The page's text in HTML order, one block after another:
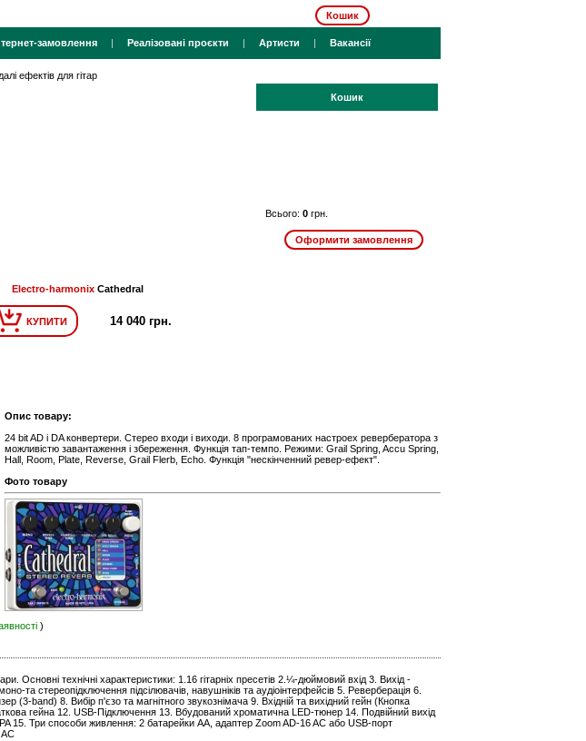
Кошик
замовлення | Реалізовані проєкти | Артисти | Вакансії
ефектів для гітар
Кошик
Всього: 0 грн.
Electro-harmonixCathedral
КУПИТИ 14 040 грн.
Опис товару:
24 bit AD і DA конвертери. Стерео входи і виходи. 8 програмованих настроех ревербератора з
можливістю завантаження і збереження. Функція тап-темпо. Режими: Grail Spring, Accu Spring,
Hall, Room, Plate, Reverse, Grail Flerb, Echo. Функція "нескінченний ревер-ефект".
Фото товару
)
Основні технічні характеристики: 1.16 гітарніх пресетів 2.¼-дюймовий вхід 3. Вихід -
стереопідключення підсілювачів, навушніків та аудіоінтерфейсів 5. Реверберація 6.
(3-band) 8. Вибір п'єзо та магнітного звукознімача 9. Вхідній та вихідний гейн (Кнопка
гейна 12. USB-Підключення 13. Вбудований хроматична LED-тюнер 14. Подвійний вихід
PA 15. Три способи живлення: 2 батарейки АА, адаптер Zoom AD-16 AC або USB-порт